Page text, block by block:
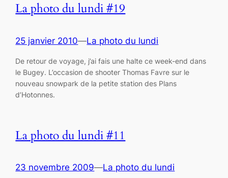
La photo du lundi #19
25 janvier 2010—La photo du lundi
De retour de voyage, j’ai fais une halte ce week-end dans
le Bugey. L’occasion de shooter Thomas Favre sur le
nouveau snowpark de la petite station des Plans
d’Hotonnes.
La photo du lundi #11
23 novembre 2009—La photo du lundi